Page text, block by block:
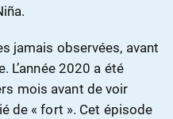
jamais observées, avant
L’année 2020 a été
mois avant de voir
de « fort ». Cet épisode